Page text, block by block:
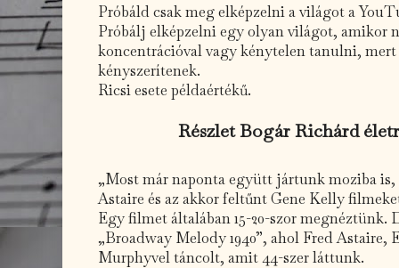
Próbáld csak meg elképzelni a világot a
Próbálj elképzelni egy olyan világot, amikor
koncentrációval vagy kénytelen tanulni,
kényszerítenek.
Ricsi esete példaértékű.
Részlet Bogár Richárd
„Most már naponta együtt jártunk moziba
Astaire és az akkor feltűnt Gene Kelly
Egy filmet általában 15-20-szor
„Broadway Melody 1940”, ahol Fred Astaire,
Murphyvel táncolt, amit 44-szer láttunk.